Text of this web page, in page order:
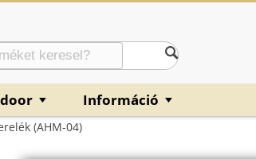
▼ Információ ▼
(AHM-04)